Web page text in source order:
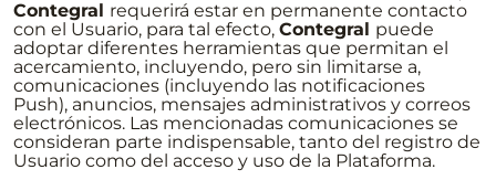
Contegral requerirá estar en permanente contacto
con el Usuario, para tal efecto, Contegral puede
adoptar diferentes herramientas que permitan el
acercamiento, incluyendo, pero sin limitarse a,
comunicaciones (incluyendo las notificaciones
Push), anuncios, mensajes administrativos y correos
electrónicos. Las mencionadas comunicaciones se
consideran parte indispensable, tanto del registro de
Usuario como del acceso y uso de la Plataforma.